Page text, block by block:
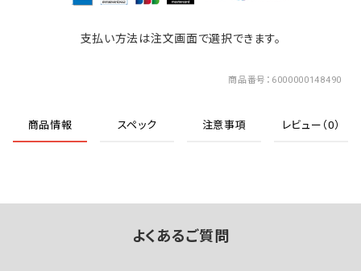
支払い方法は注文画面で選択できます。
商品番号 6000000148490
商品情報 スペック 注意事項 レビュー（0）
よくあるご質問